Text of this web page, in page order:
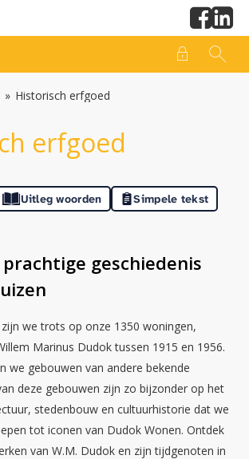
Historisch erfgoed
erfgoed
Uitleg woorden Simpele tekst
geschiedenis
we trots op onze 1350 woningen,
Marinus Dudok tussen 1915 en 1956.
we gebouwen van andere bekende
deze gebouwen zijn zo bijzonder op het
stedenbouw en cultuurhistorie dat we
tot iconen van Dudok Wonen. Ontdek
van W.M. Dudok en zijn tijdgenoten in